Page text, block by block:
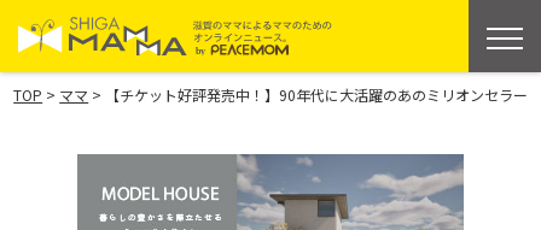
TOP > ママ > 【チケット好評発売中！】90年代に大活躍のあのミリオンセ